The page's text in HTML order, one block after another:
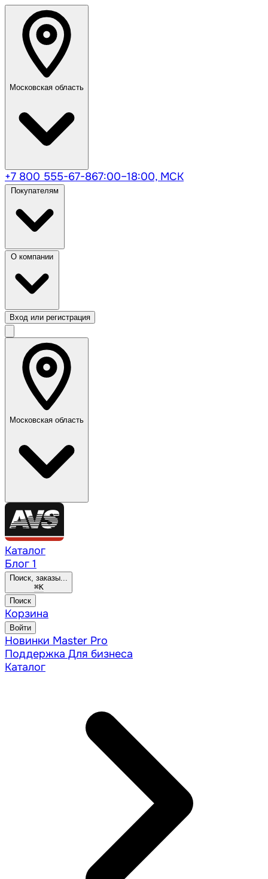
Московская область
+7 800 555-67-867:00–18:00, МСК
Вход или регистрация
Московская область
Каталог
Блог 1
Поиск, заказы...
⌘K
Поиск
Корзина
Войти
Новинки Master Pro
Поддержка Для бизнеса
Каталог